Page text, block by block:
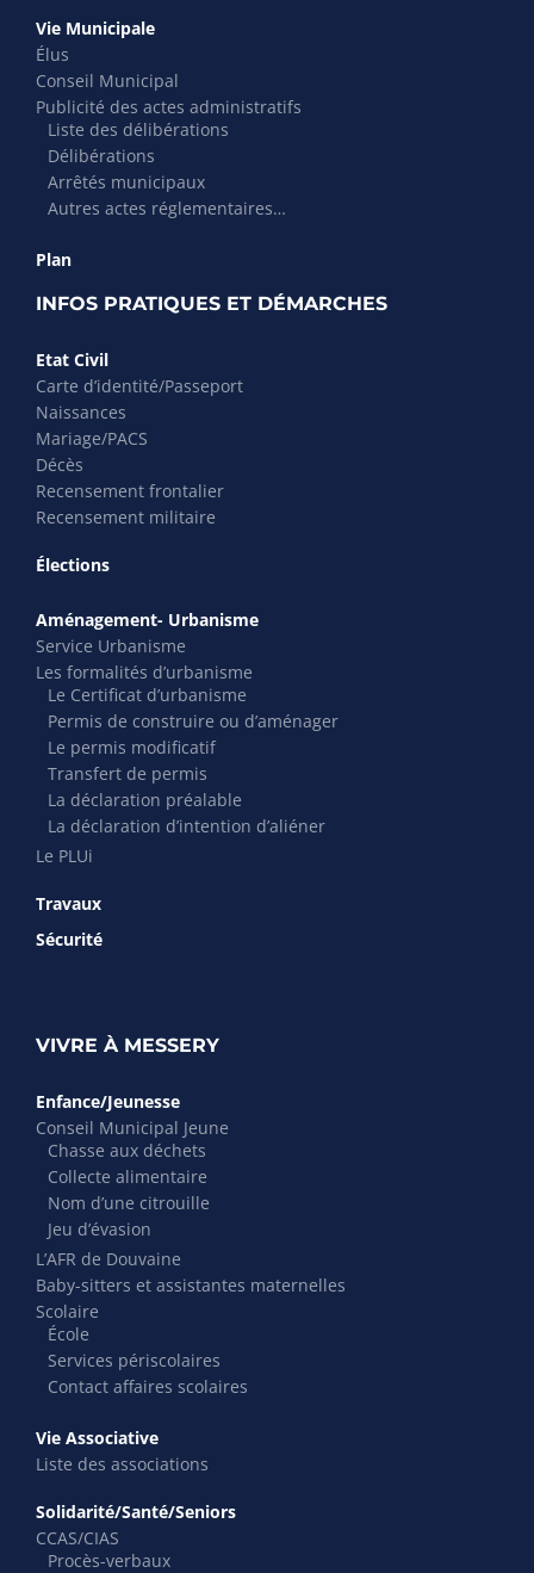
Vie Municipale
Élus
Conseil Municipal
Publicité des actes administratifs
Liste des délibérations
Délibérations
Arrêtés municipaux
Autres actes réglementaires…
Plan
INFOS PRATIQUES ET DÉMARCHES
Etat Civil
Carte d’identité/Passeport
Naissances
Mariage/PACS
Décès
Recensement frontalier
Recensement militaire
Élections
Aménagement- Urbanisme
Service Urbanisme
Les formalités d’urbanisme
Le Certificat d’urbanisme
Permis de construire ou d’aménager
Le permis modificatif
Transfert de permis
La déclaration préalable
La déclaration d’intention d’aliéner
Le PLUi
Travaux
Sécurité
VIVRE À MESSERY
Enfance/Jeunesse
Conseil Municipal Jeune
Chasse aux déchets
Collecte alimentaire
Nom d’une citrouille
Jeu d’évasion
L’AFR de Douvaine
Baby-sitters et assistantes maternelles
Scolaire
École
Services périscolaires
Contact affaires scolaires
Vie Associative
Liste des associations
Solidarité/Santé/Seniors
CCAS/CIAS
Procès-verbaux